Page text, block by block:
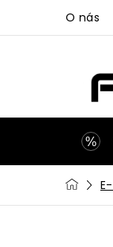
obsah
O nás
Domů